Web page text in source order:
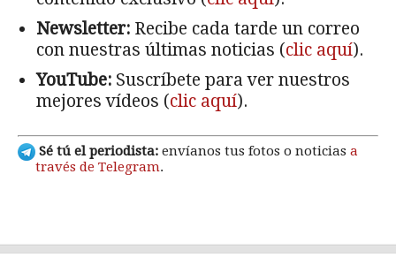
Newsletter: Recibe cada tarde un correo
con nuestras últimas noticias (clic aquí).
YouTube: Suscríbete para ver nuestros
mejores vídeos (clic aquí).
Sé tú el periodista: envíanos tus fotos o noticias a
través de Telegram.